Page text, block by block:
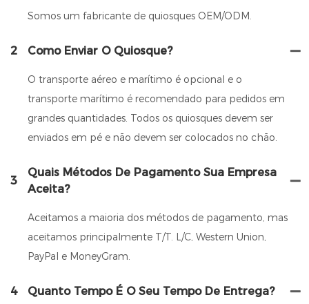
Somos um fabricante de quiosques OEM/ODM.
2 Como Enviar O Quiosque?
O transporte aéreo e marítimo é opcional e o
transporte marítimo é recomendado para pedidos em
grandes quantidades. Todos os quiosques devem ser
enviados em pé e não devem ser colocados no chão.
3
Quais Métodos De Pagamento Sua Empresa
Aceita?
Aceitamos a maioria dos métodos de pagamento, mas
aceitamos principalmente T/T. L/C, Western Union,
PayPal e MoneyGram.
4 Quanto Tempo É O Seu Tempo De Entrega?